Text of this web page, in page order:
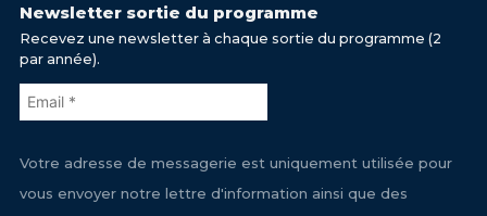
Newsletter sortie du programme
Recevez une newsletter à chaque sortie du programme (2
par année).
Votre adresse de messagerie est uniquement utilisée pour
vous envoyer notre lettre d'information ainsi que des